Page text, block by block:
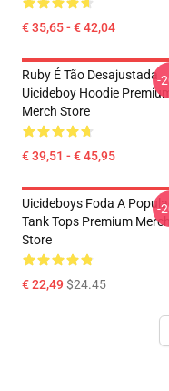
€ 35,65 - € 42,04
Ruby É Tão Desajustada
Uicideboy Hoodie Premium
Merch Store
€ 39,51 - € 45,95
-
Uicideboys Foda A
Tank Tops Premium Merch
Store
€ 22,49$24.45
-